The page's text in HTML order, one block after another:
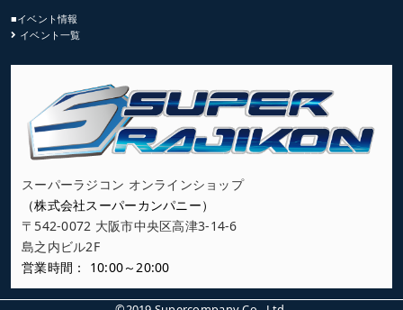
■イベント情報
イベント一覧
スーパーラジコン オンラインショップ
（株式会社スーパーカンパニー）
〒542-0072 大阪市中央区高津3-14-6
島之内ビル2F
営業時間： 10:00～20:00